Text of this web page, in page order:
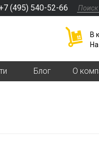
(495) 540-52-66
В
Блог О